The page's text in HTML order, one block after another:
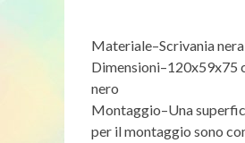
Materiale–Scrivania
Dimensioni–120x59x75
nero
Montaggio–Una
per il montaggio sono